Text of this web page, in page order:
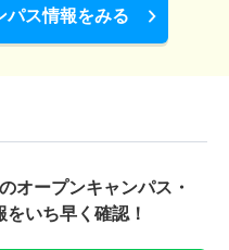
パス情報をみる
オープンキャンパス・
いち早く確認！